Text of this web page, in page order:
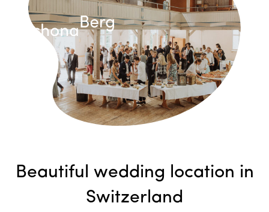
Beautiful wedding location in
Switzerland